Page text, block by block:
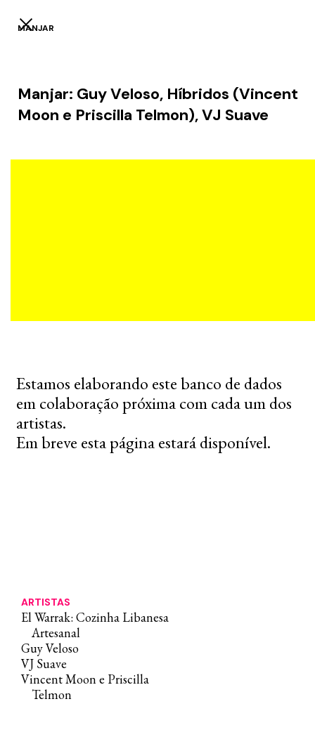
MANJAR
Manjar: Guy Veloso, Híbridos (Vincent
Moon e Priscilla Telmon), VJ Suave
ARTISTAS
El Warrak: Cozinha Libanesa
Artesanal
Guy Veloso
VJ Suave
Vincent Moon e Priscilla
Telmon
Estamos elaborando este banco de dados
em colaboração próxima com cada um dos
artistas.
Em breve esta página estará disponível.